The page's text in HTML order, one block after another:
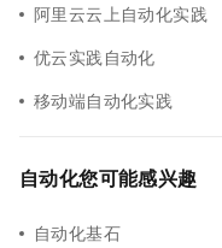
阿里云云上自动化实践
优云实践自动化
移动端自动化实践
自动化您可能感兴趣
自动化基石